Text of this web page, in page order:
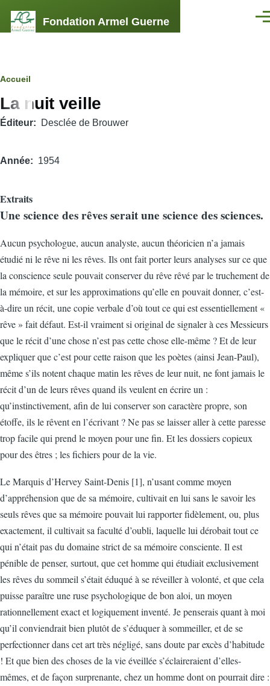
Fondation Armel Guerne
Fil
d'Ariane
Accueil
La nuit veille
Éditeur Desclée de Brouwer
Année 1954
Extraits
Une science des rêves serait une science des sciences.
Aucun psychologue, aucun analyste, aucun théoricien n’a jamais
étudié ni le rêve ni les rêves. Ils ont fait porter leurs analyses sur ce que
la conscience seule pouvait conserver du rêve rêvé par le truchement de
la mémoire, et sur les approximations qu’elle en pouvait donner, c’est-
à-dire un récit, une copie verbale d’où tout ce qui est essentiellement «
rêve » fait défaut. Est-il vraiment si original de signaler à ces Messieurs
que le récit d’une chose n’est pas cette chose elle-même ? Et de leur
expliquer que c’est pour cette raison que les poètes (ainsi Jean-Paul),
même s’ils notent chaque matin les rêves de leur nuit, ne font jamais le
récit d’un de leurs rêves quand ils veulent en écrire un :
qu’instinctivement, afin de lui conserver son caractère propre, son
étoffe, ils le rêvent en l’écrivant ? Ne pas se laisser aller à cette paresse
trop facile qui prend le moyen pour une fin. Et les dossiers copieux
pour des êtres ; les fichiers pour de la vie.
Le Marquis d’Hervey Saint-Denis [1], n’usant comme moyen
d’appréhension que de sa mémoire, cultivait en lui sans le savoir les
seuls rêves que sa mémoire pouvait lui rapporter fidèlement, ou, plus
exactement, il cultivait sa faculté d’oubli, laquelle lui dérobait tout ce
qui n’était pas du domaine strict de sa mémoire consciente. Il est
pénible de penser, surtout, que cet homme qui étudiait exclusivement
les rêves du sommeil s’était éduqué à se réveiller à volonté, et que cela
puisse paraître une ruse psychologique de bon aloi, un moyen
rationnellement exact et logiquement inventé. Je penserais quant à moi
qu’il conviendrait bien plutôt de s’éduquer à sommeiller, et de se
perfectionner dans cet art très négligé, sans doute par excès d’habitude
! Et que bien des choses de la vie éveillée s’éclaireraient d’elles-
mêmes, et de façon surprenante, chez un homme dont on pourrait dire :